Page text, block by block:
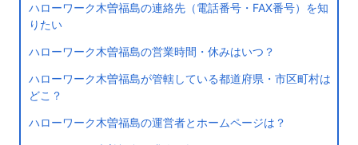
ハローワーク木曽福島の連絡先（電話番号・FAX番号）を知
りたい
ハローワーク木曽福島の営業時間・休みはいつ？
ハローワーク木曽福島が管轄している都道府県・市区町村は
どこ？
ハローワーク木曽福島の運営者とホームページは？